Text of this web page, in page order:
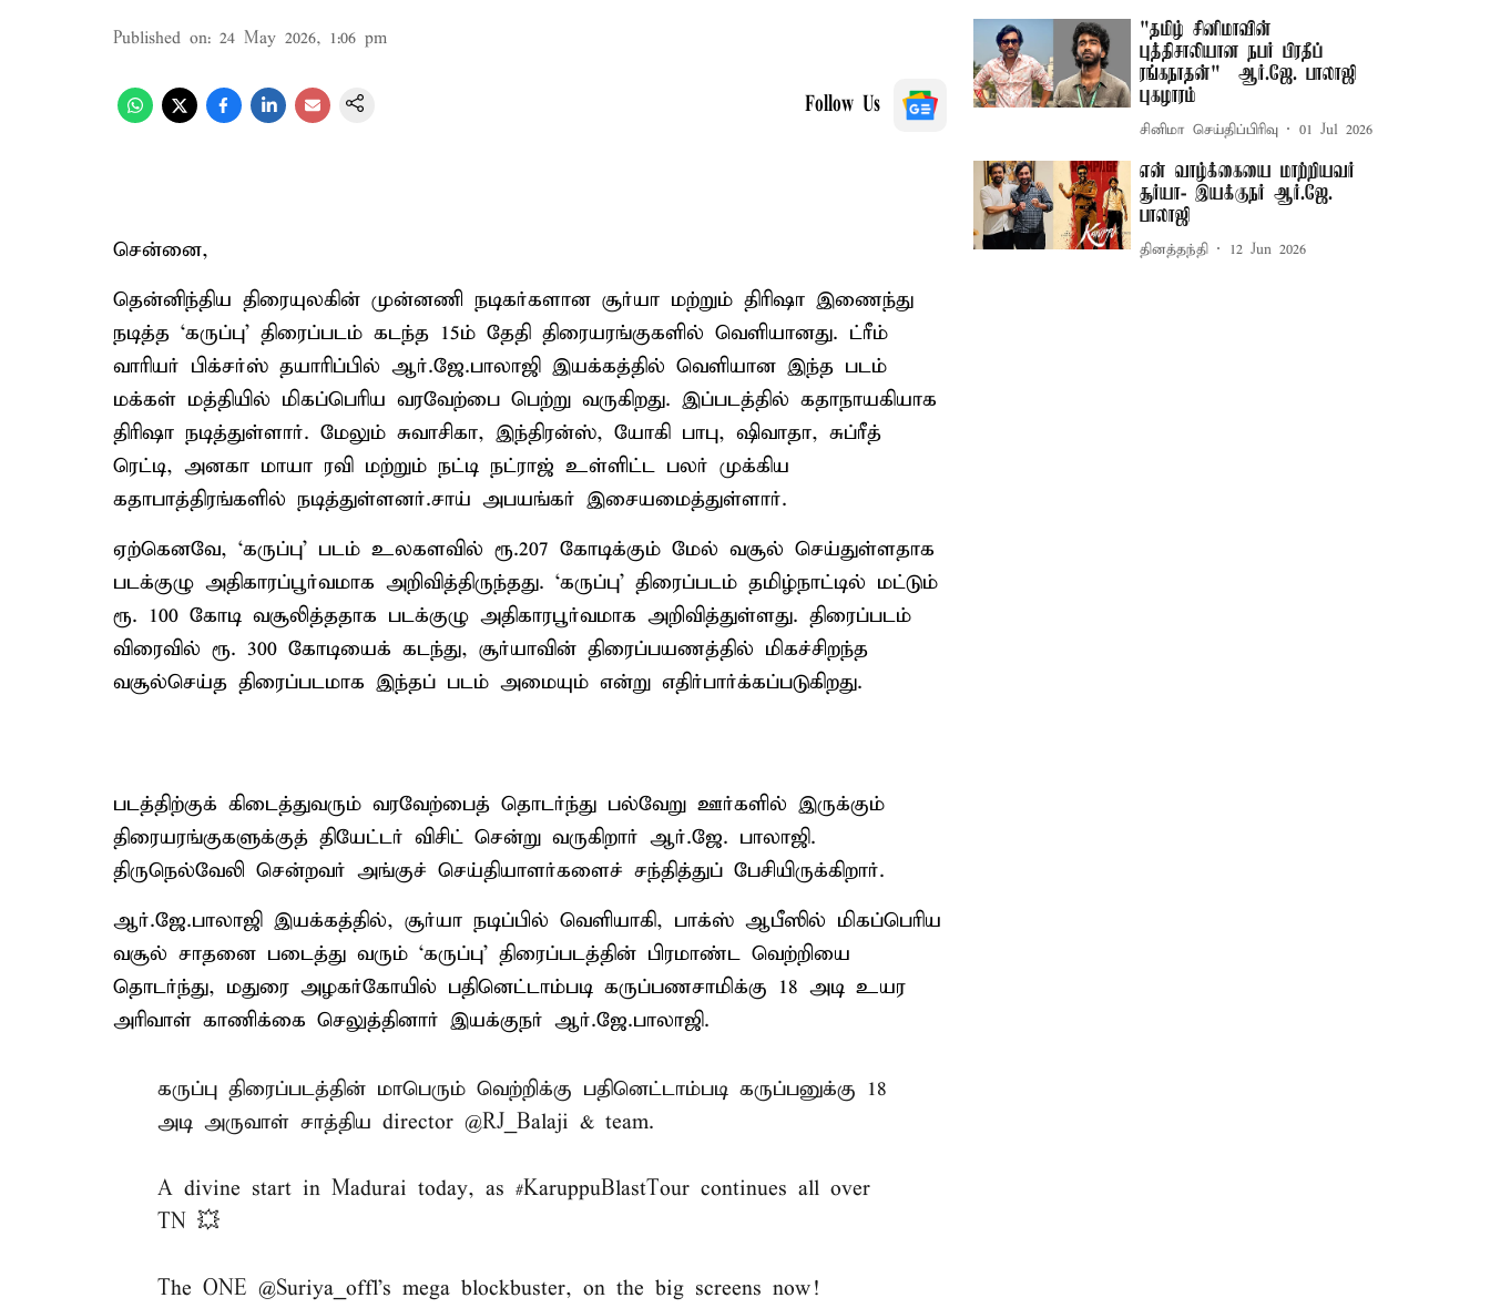
Published on: 24 May 2026, 1:06 pm
Follow Us
சென்னை,
தென்னிந்திய திரையுலகின் முன்னணி நடிகர்களான சூர்யா மற்றும் திரிஷா இணைந்து
நடித்த ‘கருப்பு’ திரைப்படம் கடந்த 15ம் தேதி திரையரங்குகளில் வெளியானது. ட்ரீம்
வாரியர் பிக்சர்ஸ் தயாரிப்பில் ஆர்.ஜே.பாலாஜி இயக்கத்தில் வெளியான இந்த படம்
மக்கள் மத்தியில் மிகப்பெரிய வரவேற்பை பெற்று வருகிறது. இப்படத்தில் கதாநாயகியாக
திரிஷா நடித்துள்ளார். மேலும் சுவாசிகா, இந்திரன்ஸ், யோகி பாபு, ஷிவாதா, சுப்ரீத்
ரெட்டி, அனகா மாயா ரவி மற்றும் நட்டி நட்ராஜ் உள்ளிட்ட பலர் முக்கிய
கதாபாத்திரங்களில் நடித்துள்ளனர்.சாய் அபயங்கர் இசையமைத்துள்ளார்.
ஏற்கெனவே, ‘கருப்பு’ படம் உலகளவில் ரூ.207 கோடிக்கும் மேல் வசூல் செய்துள்ளதாக
படக்குழு அதிகாரப்பூர்வமாக அறிவித்திருந்தது. ‘கருப்பு’ திரைப்படம் தமிழ்நாட்டில் மட்டும்
ரூ. 100 கோடி வசூலித்ததாக படக்குழு அதிகாரபூர்வமாக அறிவித்துள்ளது. திரைப்படம்
விரைவில் ரூ. 300 கோடியைக் கடந்து, சூர்யாவின் திரைப்பயணத்தில் மிகச்சிறந்த
வசூல்செய்த திரைப்படமாக இந்தப் படம் அமையும் என்று எதிர்பார்க்கப்படுகிறது.
படத்திற்குக் கிடைத்துவரும் வரவேற்பைத் தொடர்ந்து பல்வேறு ஊர்களில் இருக்கும்
திரையரங்குகளுக்குத் தியேட்டர் விசிட் சென்று வருகிறார் ஆர்.ஜே. பாலாஜி.
திருநெல்வேலி சென்றவர் அங்குச் செய்தியாளர்களைச் சந்தித்துப் பேசியிருக்கிறார்.
ஆர்.ஜே.பாலாஜி இயக்கத்தில், சூர்யா நடிப்பில் வெளியாகி, பாக்ஸ் ஆபீஸில் மிகப்பெரிய
வசூல் சாதனை படைத்து வரும் ‘கருப்பு’ திரைப்படத்தின் பிரமாண்ட வெற்றியை
தொடர்ந்து, மதுரை அழகர்கோயில் பதினெட்டாம்படி கருப்பணசாமிக்கு 18 அடி உயர
அரிவாள் காணிக்கை செலுத்தினார் இயக்குநர் ஆர்.ஜே.பாலாஜி.
கருப்பு திரைப்படத்தின் மாபெரும் வெற்றிக்கு பதினெட்டாம்படி கருப்பனுக்கு 18
அடி அருவாள் சாத்திய director @RJ_Balaji & team.
A divine start in Madurai today, as #KaruppuBlastTour continues all over
TN 💥
The ONE @Suriya_offl's mega blockbuster, on the big screens now!
"தமிழ் சினிமாவின்
புத்திசாலியான நபர் பிரதீப்
ரங்கநாதன்" – ஆர்.ஜே. பாலாஜி
புகழாரம்
சினிமா செய்திப்பிரிவு 01 Jul 2026
என் வாழ்க்கையை மாற்றியவர்
சூர்யா- இயக்குநர் ஆர்.ஜே.
பாலாஜி
தினத்தந்தி 12 Jun 2026